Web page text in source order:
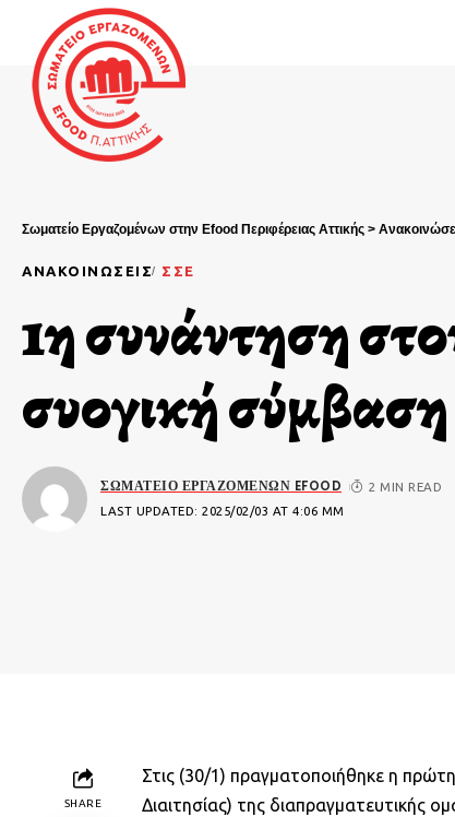
Σωματείο Εργαζομένων στην Efood Περιφέρειας Αττικής >
ΑΝΑΚΟΙΝΏΣΕΙΣ ΣΣΕ
1η συνάντηση
συλλογική σύμβαση
LAST UPDATED: 2025/02/03 AT 4:06 ΜΜ
ΣΩΜΑΤΕΊΟ ΕΡΓΑΖΟΜΈΝΩΝ EFOOD
2 MIN READ
SHARE
Στις (30/1) πραγματοποιήθηκε η
Διαιτησίας) της διαπραγματευτικής